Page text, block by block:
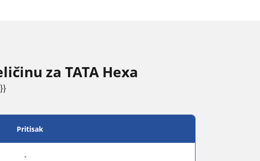
za TATA Hexa
Pritisak
-